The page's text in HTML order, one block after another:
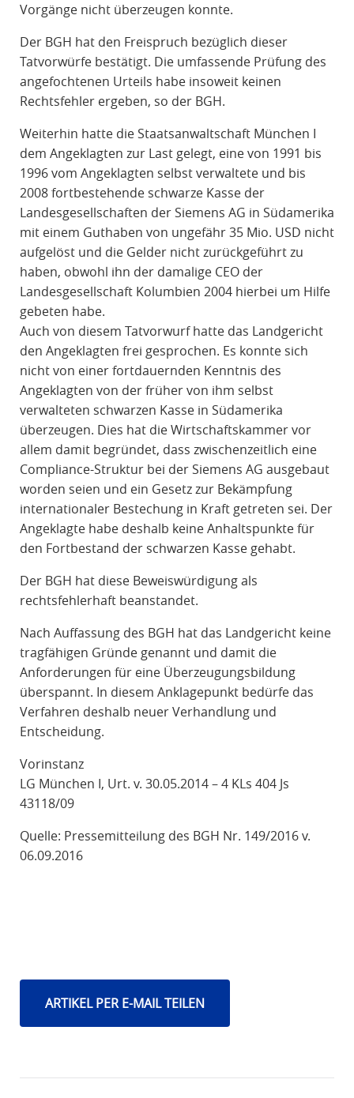
Vorgänge nicht überzeugen konnte.
Der BGH hat den Freispruch bezüglich dieser
Tatvorwürfe bestätigt. Die umfassende Prüfung des
angefochtenen Urteils habe insoweit keinen
Rechtsfehler ergeben, so der BGH.
Weiterhin hatte die Staatsanwaltschaft München I
dem Angeklagten zur Last gelegt, eine von 1991 bis
1996 vom Angeklagten selbst verwaltete und bis
2008 fortbestehende schwarze Kasse der
Landesgesellschaften der Siemens AG in Südamerika
mit einem Guthaben von ungefähr 35 Mio. USD nicht
aufgelöst und die Gelder nicht zurückgeführt zu
haben, obwohl ihn der damalige CEO der
Landesgesellschaft Kolumbien 2004 hierbei um Hilfe
gebeten habe.
Auch von diesem Tatvorwurf hatte das Landgericht
den Angeklagten frei gesprochen. Es konnte sich
nicht von einer fortdauernden Kenntnis des
Angeklagten von der früher von ihm selbst
verwalteten schwarzen Kasse in Südamerika
überzeugen. Dies hat die Wirtschaftskammer vor
allem damit begründet, dass zwischenzeitlich eine
Compliance-Struktur bei der Siemens AG ausgebaut
worden seien und ein Gesetz zur Bekämpfung
internationaler Bestechung in Kraft getreten sei. Der
Angeklagte habe deshalb keine Anhaltspunkte für
den Fortbestand der schwarzen Kasse gehabt.
Der BGH hat diese Beweiswürdigung als
rechtsfehlerhaft beanstandet.
Nach Auffassung des BGH hat das Landgericht keine
tragfähigen Gründe genannt und damit die
Anforderungen für eine Überzeugungsbildung
überspannt. In diesem Anklagepunkt bedürfe das
Verfahren deshalb neuer Verhandlung und
Entscheidung.
Vorinstanz
LG München I, Urt. v. 30.05.2014 – 4 KLs 404 Js
43118/09
Quelle: Pressemitteilung des BGH Nr. 149/2016 v.
06.09.2016
ARTIKEL PER E-MAIL TEILEN